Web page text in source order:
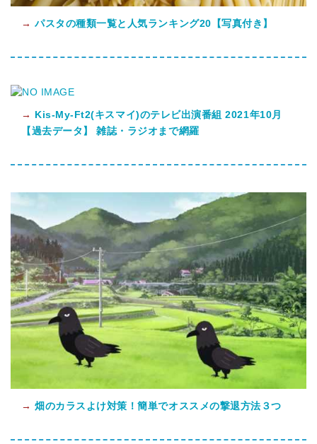
→ パスタの種類一覧と人気ランキング20【写真付き】
→ Kis-My-Ft2(キスマイ)のテレビ出演番組 2021年10月
【過去データ】 雑誌・ラジオまで網羅
→ 畑のカラスよけ対策！簡単でオススメの撃退方法３つ